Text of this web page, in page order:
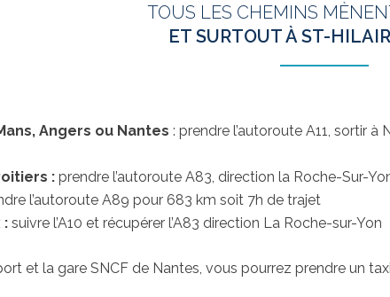
TOUS LES CHEMINS
ET SURTOUT À ST-
Angers ou Nantes: prendre l’autoroute A11, sortir
:prendre l’autoroute A83, direction la Roche-Sur-
l’autoroute A89 pour 683 km soit 7h de trajet
:suivre l’A10 et récupérer l’A83 direction La Roche-sur-Yon
et la gare SNCF de Nantes, vous pourrez prendre un